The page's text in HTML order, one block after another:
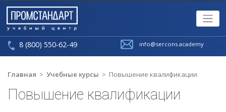
8 (800) 550-62-49 info@sercons.academy
Главная > Учебные курсы > Повышение квалификации
Повышение квалификации